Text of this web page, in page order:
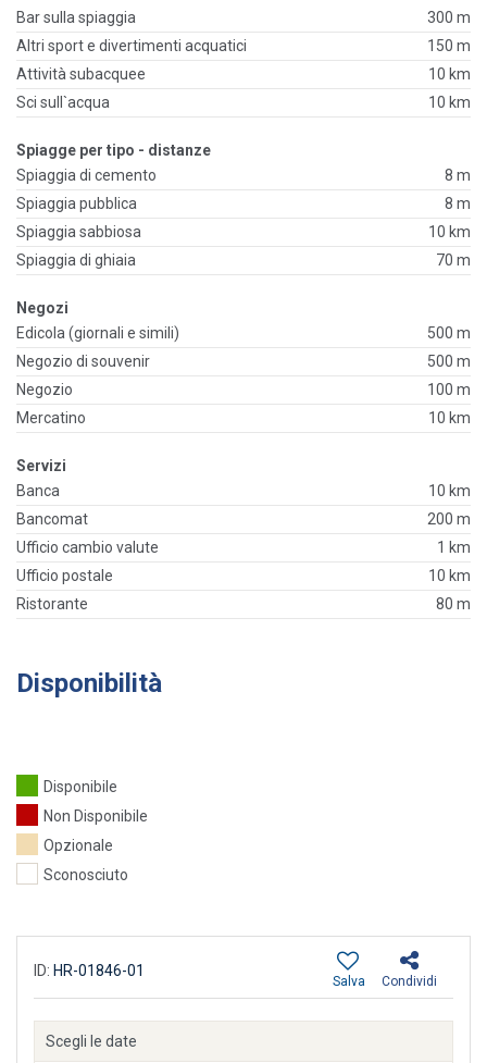
Bar sulla spiaggia
300 m
Altri sport e divertimenti acquatici
150 m
Attività subacquee
10 km
Sci sull`acqua
10 km
Spiagge per tipo - distanze
Spiaggia di cemento
8 m
Spiaggia pubblica
8 m
Spiaggia sabbiosa
10 km
Spiaggia di ghiaia
70 m
Negozi
Edicola (giornali e simili)
500 m
Negozio di souvenir
500 m
Negozio
100 m
Mercatino
10 km
Servizi
Banca
10 km
Bancomat
200 m
Ufficio cambio valute
1 km
Ufficio postale
10 km
Ristorante
80 m
Disponibilità
Disponibile
Non Disponibile
Opzionale
Sconosciuto
ID: HR-01846-01
Condividi
Salva
Scegli le date